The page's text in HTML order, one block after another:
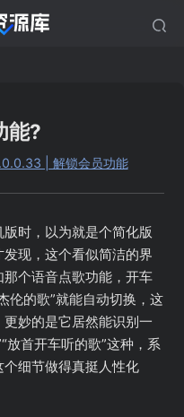
能?
| 解锁会员功能
时，以为就是个简化版
现，这个看似简洁的界
个语音点歌功能，开车
伦的歌”就能自动切换，这
妙的是它居然能识别一
放首开车听的歌”这种，系
细节做得真挺人性化